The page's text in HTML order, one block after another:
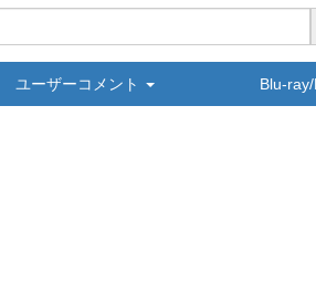
ユーザーコメント Blu-